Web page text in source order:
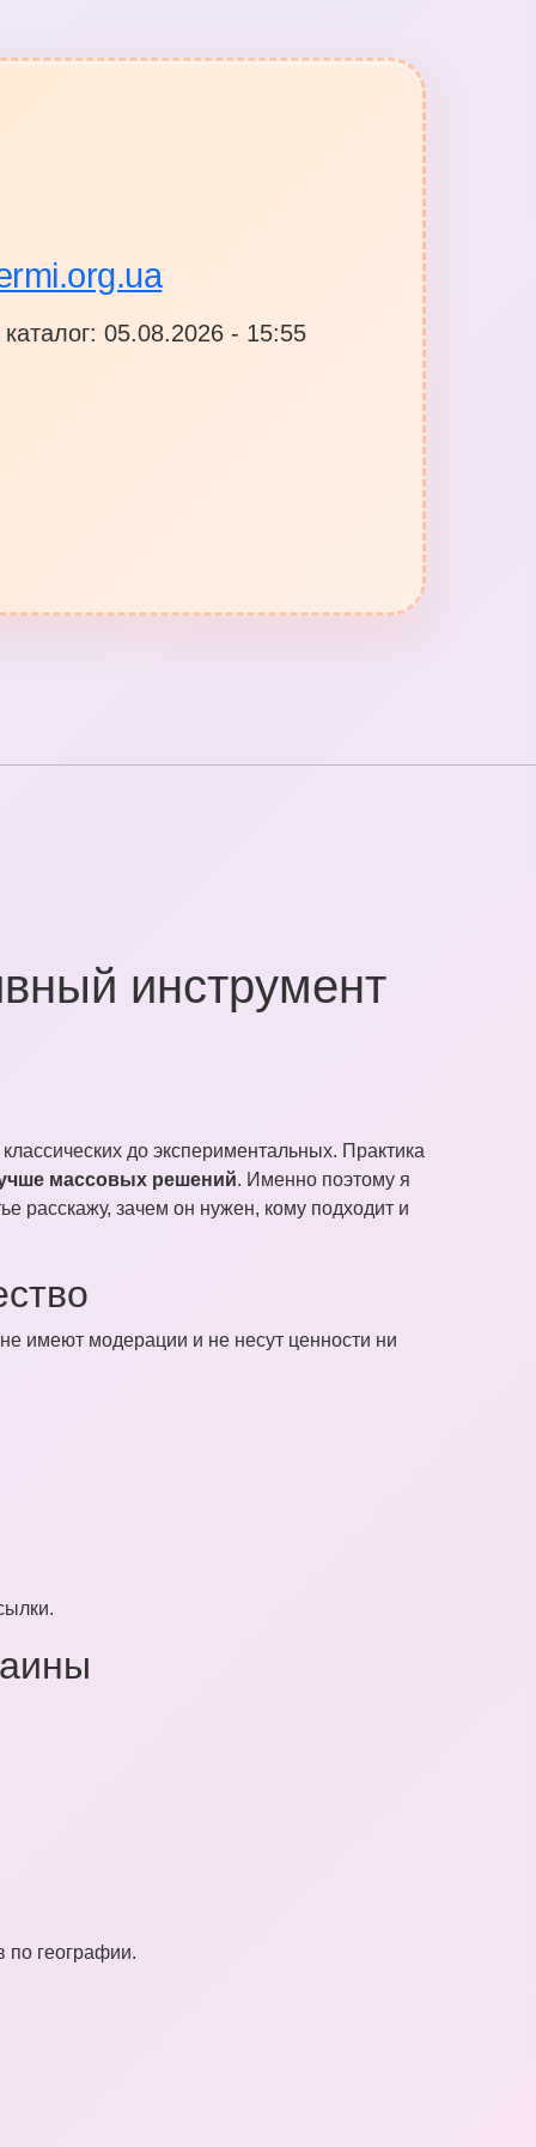
05.08.2026 - 15:55
инструмент
до экспериментальных. Практика
массовых решений. Именно поэтому я
расскажу, зачем он нужен, кому подходит и
имеют модерации и не несут ценности ни
по географии.